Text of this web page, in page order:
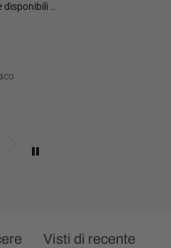
fango... bellissima!
Romina Paolucci
Visti di recente